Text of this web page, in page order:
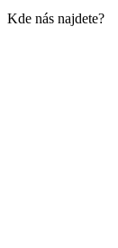
Kde nás najdete?